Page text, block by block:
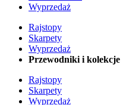
Wyprzedaż
Rajstopy
Skarpety
Wyprzedaż
Przewodniki i kolekcje
Rajstopy
Skarpety
Wyprzedaż